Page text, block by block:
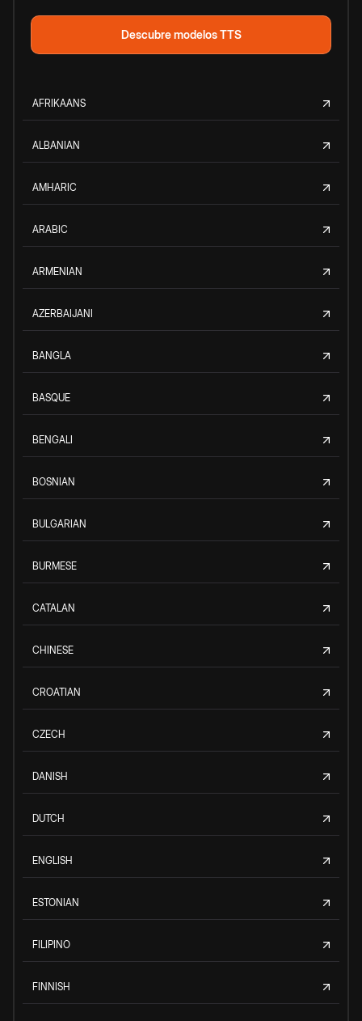
Descubre modelos TTS
AFRIKAANS
ALBANIAN
AMHARIC
ARABIC
ARMENIAN
AZERBAIJANI
BANGLA
BASQUE
BENGALI
BOSNIAN
BULGARIAN
BURMESE
CATALAN
CHINESE
CROATIAN
CZECH
DANISH
DUTCH
ENGLISH
ESTONIAN
FILIPINO
FINNISH